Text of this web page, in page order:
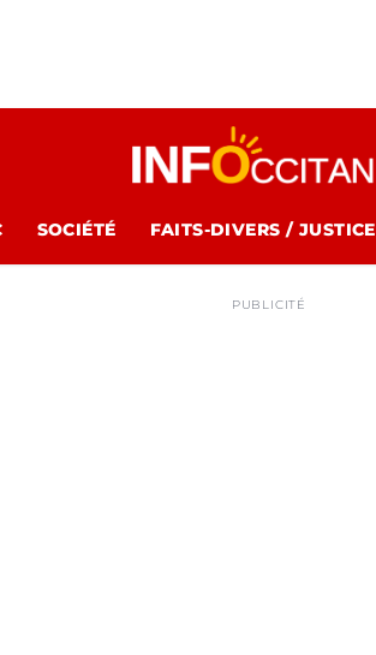
SOCIÉTÉ FAITS-DIVERS / JUSTICE
PUBLICITÉ